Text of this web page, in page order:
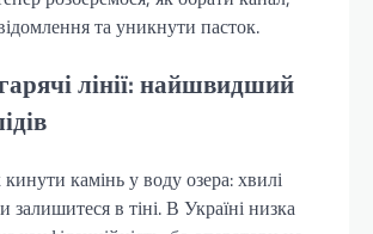
та уникнути пасток.
лінії: найшвидший
камінь у воду озера: хвилі
залишитеся в тіні. В Україні низка